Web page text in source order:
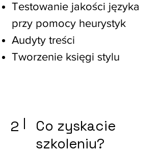
Testowanie jakości języka
przy pomocy heurystyk
Audyty treści
Tworzenie księgi stylu
2
Co zyskacie
szkoleniu?